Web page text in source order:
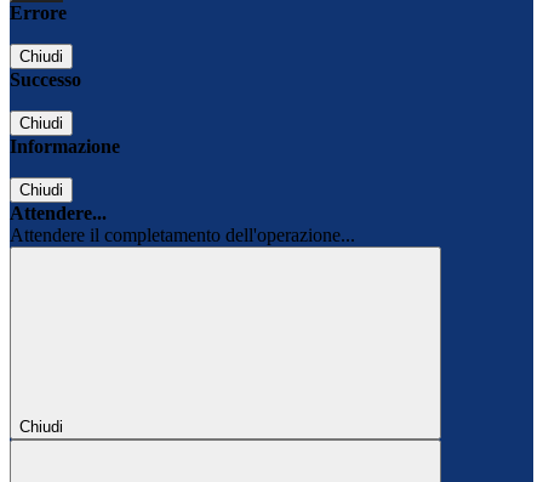
Errore
Chiudi
Successo
Chiudi
Informazione
Chiudi
Attendere...
Attendere il completamento dell'operazione...
Chiudi